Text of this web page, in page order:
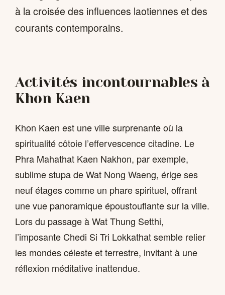
à la croisée des influences laotiennes et des
courants contemporains.
Activités incontournables à
Khon Kaen
Khon Kaen est une ville surprenante où la
spiritualité côtoie l’effervescence citadine. Le
Phra Mahathat Kaen Nakhon, par exemple,
sublime stupa de Wat Nong Waeng, érige ses
neuf étages comme un phare spirituel, offrant
une vue panoramique époustouflante sur la ville.
Lors du passage à Wat Thung Setthi,
l’imposante Chedi Si Tri Lokkathat semble relier
les mondes céleste et terrestre, invitant à une
réflexion méditative inattendue.